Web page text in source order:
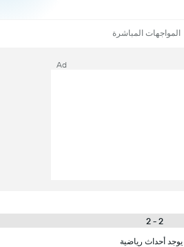
المواجهات المباشرة
Ad
2 - 2
يوجد أحداث رياضية